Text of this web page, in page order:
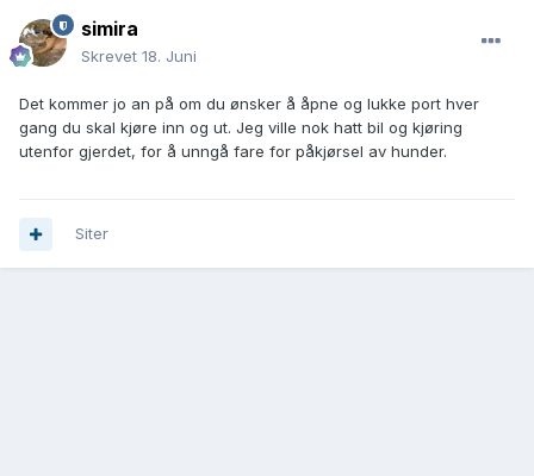
simira
Skrevet 18. Juni
Det kommer jo an på om du ønsker å åpne og lukke port hver
gang du skal kjøre inn og ut. Jeg ville nok hatt bil og kjøring
utenfor gjerdet, for å unngå fare for påkjørsel av hunder.
Siter